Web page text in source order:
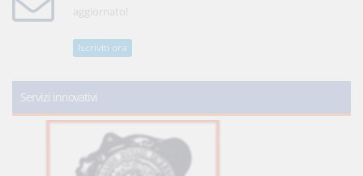
aggiornato!
Iscriviti ora
Servizi innovativi